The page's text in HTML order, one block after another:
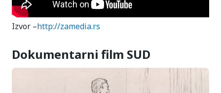
Izvor –http://zamedia.rs
Dokumentarni film SUD